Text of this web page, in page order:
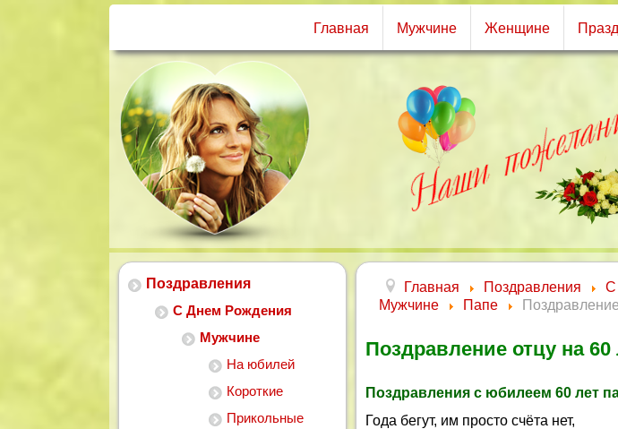
Главная Мужчине Женщине
Поздравления
С Днем Рождения
Мужчине
На юбилей
Короткие
Прикольные
Главная Поздравления
С
Мужчине
Папе
Поздравление отцу на 60
Поздравления с юбилеем 60 лет
Года бегут, им просто счёта нет,